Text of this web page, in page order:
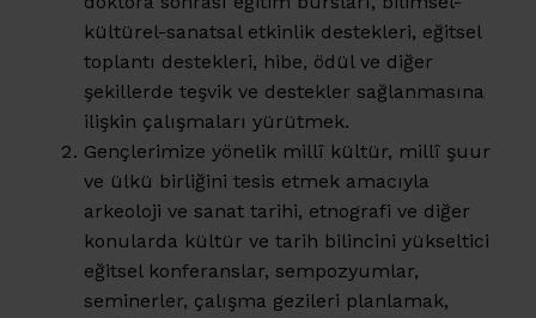
kültürel-sanatsal etkinlik destekleri, eğitsel
toplantı destekleri, hibe, ödül ve diğer
şekillerde teşvik ve destekler sağlanmasına
ilişkin çalışmaları yürütmek.
Gençlerimize yönelik millî kültür, millî şuur
ve ülkü birliğini tesis etmek amacıyla
arkeoloji ve sanat tarihi, etnografi ve diğer
konularda kültür ve tarih bilincini yükseltici
eğitsel konferanslar, sempozyumlar,
seminerler, çalışma gezileri planlamak,